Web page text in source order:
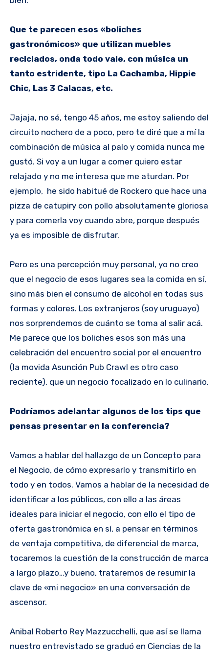
Que te parecen esos «boliches
gastronómicos» que utilizan muebles
reciclados, onda todo vale, con música un
tanto estridente, tipo La Cachamba, Hippie
Chic, Las 3 Calacas, etc.
Jajaja, no sé, tengo 45 años, me estoy saliendo del
circuito nochero de a poco, pero te diré que a mí la
combinación de música al palo y comida nunca me
gustó. Si voy a un lugar a comer quiero estar
relajado y no me interesa que me aturdan. Por
ejemplo, he sido habitué de Rockero que hace una
pizza de catupiry con pollo absolutamente gloriosa
y para comerla voy cuando abre, porque después
ya es imposible de disfrutar.
Pero es una percepción muy personal, yo no creo
que el negocio de esos lugares sea la comida en sí,
sino más bien el consumo de alcohol en todas sus
formas y colores. Los extranjeros (soy uruguayo)
nos sorprendemos de cuánto se toma al salir acá.
Me parece que los boliches esos son más una
celebración del encuentro social por el encuentro
(la movida Asunción Pub Crawl es otro caso
reciente), que un negocio focalizado en lo culinario.
Podríamos adelantar algunos de los tips que
pensas presentar en la conferencia?
Vamos a hablar del hallazgo de un Concepto para
el Negocio, de cómo expresarlo y transmitirlo en
todo y en todos. Vamos a hablar de la necesidad de
identificar a los públicos, con ello a las áreas
ideales para iniciar el negocio, con ello el tipo de
oferta gastronómica en sí, a pensar en términos
de ventaja competitiva, de diferencial de marca,
tocaremos la cuestión de la construcción de marca
a largo plazo…y bueno, trataremos de resumir la
clave de «mi negocio» en una conversación de
ascensor.
Anibal Roberto Rey Mazzucchelli, que así se llama
nuestro entrevistado se graduó en Ciencias de la